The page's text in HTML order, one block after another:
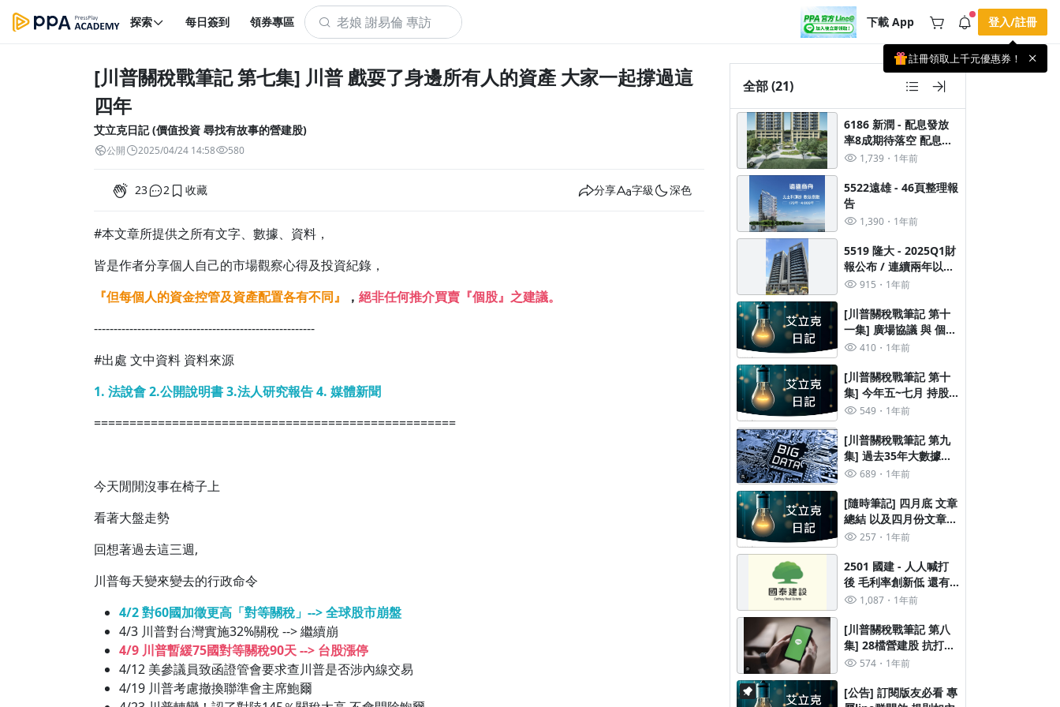
探索 每日簽到 領券專區 下載 App
下載 APP 領取獎勵，隨時吸收新知識
公告
期間快閃活動
🥵 酷暑限時快閃｜單筆滿 NT$2,500 現
折 NT$300、再贈最高 2% 點數回饋！
🚀 酷暑來襲．偷偷在冷氣房升級 📈
⭐️ 【冷氣房進修 限時開跑】◾單筆滿
NT$2,500 現折 NT$300◾活動期間：即
日起 - 8/13（只有一週）-📣 酷暑季好康
\ 再加碼 /→ 點數回饋無上限🔥購買任一
課程 or 訂閱✅ 消費即享回饋 1% 點數
✅ 滿 $5,000 回饋 2% 點數🎁 此為 PPA
官方帳號 Line@ 專屬活動，加入好友👉
享有「渠道專屬活動」及「個人化推
播」！
2 天前
查看全部
登入/註冊
註冊領取上千元優惠券！
[川普關稅戰筆記 第七集] 川普 戲耍了身邊所有人的資產 大家一起撐過這
四年
艾立克日記 (價值投資 尋找有故事的營建股)
公開 2025/04/24 14:58 580
23 2 收藏 分享 字級 深色
#本文章所提供之所有文字、數據、資料，
皆是作者分享個人自己的市場觀察心得及投資紀錄，
『但每個人的資金控管及資產配置各有不同』
， 絕非任何推介買賣『個股』之建議。
--------------------------------------------------------
#出處 文中資料 資料來源
1. 法說會 2.公開說明書 3.法人研究報告 4. 媒體新聞
===================================================
今天閒閒沒事在椅子上
看著大盤走勢
回想著過去這三週,
川普每天變來變去的行政命令
4/2 對60國加徵更高「對等關稅」--> 全球股市崩盤
4/3 川普對台灣實施32%關稅 --> 繼續崩
4/9 川普暫緩75國對等關稅90天 --> 台股漲停
4/12 美參議員致函證管會要求查川普是否涉內線交易
4/19 川普考慮撤換聯準會主席鮑爾
全部(21)
6186 新潤 - 配息發放
率8成期待落空 配息不
如預期? 賣出前請先看
1,739 1年前
5522遠雄 - 46頁整理報
告
1,390 1年前
5519 隆大 - 2025Q1財
報公布 / 連續兩年以上
殖利率8~11%
915 1年前
[川普關稅戰筆記 第十
一集] 廣場協議 與 個人
對帳單
410 1年前
[川普關稅戰筆記 第十
集] 今年五~七月 持股
增持/ 減碼 計畫
549 1年前
[川普關稅戰筆記 第九
集] 過去35年大數據統
計, 四月下影線後, 五月
689 1年前
[隨時筆記] 四月底 文章
總結 以及四月份文章計
畫 257 1年前
2501 國建 - 人人喊打
後 毛利率創新低 還有
投資價值嗎?
1,087 1年前
[川普關稅戰筆記 第八
集] 28檔營建股 抗打擊
能力 vs 殖利率的統計
574 1年前
[公告] 訂閱版友必看 專